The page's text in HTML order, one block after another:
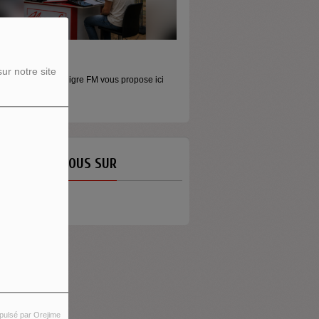
notre site
par Orejime
LES MURS
baladeurs Aligre FM vous propose ici
NOUS SUR